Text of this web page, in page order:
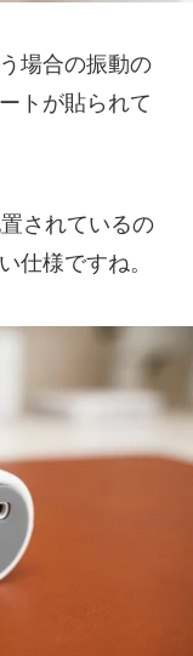
場合の振動の
トが貼られて
されているの
仕様ですね。